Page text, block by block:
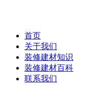
首页
关于我们
装修建材知识
装修建材百科
联系我们